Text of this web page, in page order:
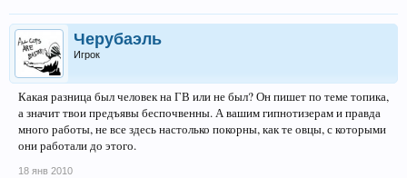
Черубаэль
Игрок
Какая разница был человек на ГВ или не был? Он пишет по теме топика,
а значит твои предъявы беспочвенны. А вашим гипнотизерам и правда
много работы, не все здесь настолько покорны, как те овцы, с которыми
они работали до этого.
18 янв 2010